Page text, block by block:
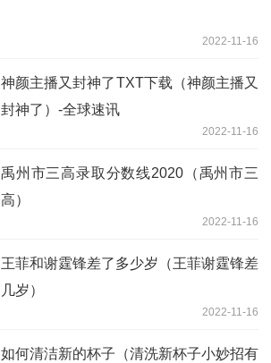
2022-11-16
神颜主播又封神了TXT下载（神颜主播又
封神了）-全球速讯
2022-11-16
禹州市三高录取分数线2020（禹州市三
高）
2022-11-16
王菲和谢霆锋差了多少岁（王菲谢霆锋差
几岁）
2022-11-16
如何清洁新的杯子（清洗新杯子小妙招有